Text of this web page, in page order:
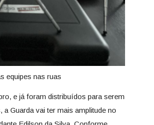
equipes nas ruas
e já foram distribuídos para serem
Guarda vai ter mais amplitude no